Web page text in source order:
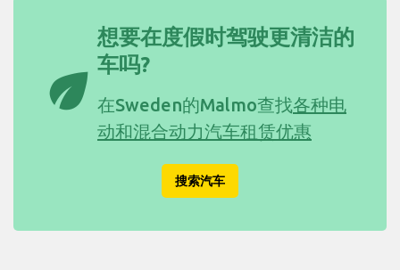
eco
想要在度假时驾驶更清洁的
车吗?
在Sweden的Malmo查找各种电
动和混合动力汽车租赁优惠
搜索汽车